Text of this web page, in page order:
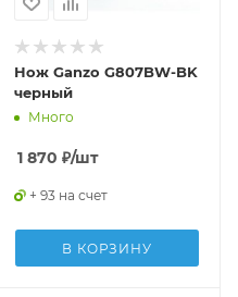
Нож Ganzo G807BW-BK
черный
Много
1 870 ₽/шт
+ 93 на счет
В КОРЗИНУ